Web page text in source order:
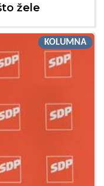
žele
KOLUMNA